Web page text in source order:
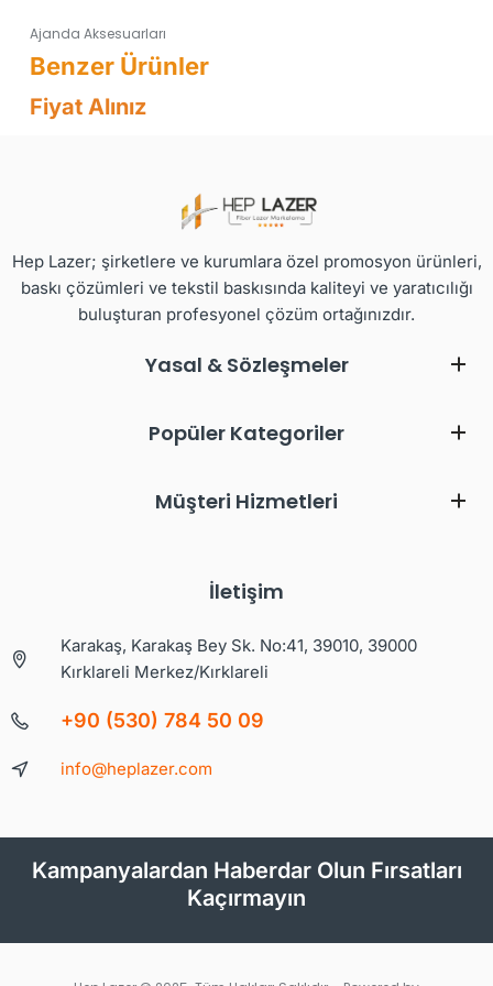
Ajanda Aksesuarları
Fiyat Alınız
Hep Lazer; şirketlere ve kurumlara özel promosyon ürünleri,
baskı çözümleri ve tekstil baskısında kaliteyi ve yaratıcılığı
buluşturan profesyonel çözüm ortağınızdır.
Yasal & Sözleşmeler
Popüler Kategoriler
Müşteri Hizmetleri
İletişim
Karakaş, Karakaş Bey Sk. No:41, 39010, 39000
Kırklareli Merkez/Kırklareli
+90 (530) 784 50 09
info@heplazer.com
Kampanyalardan Haberdar Olun Fırsatları
Kaçırmayın